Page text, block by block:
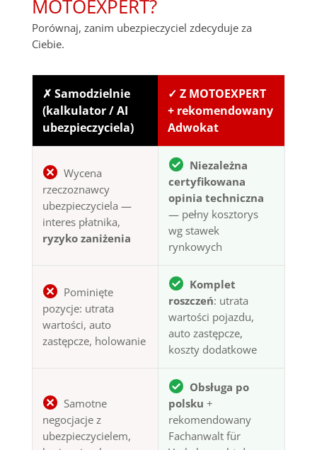
MOTOEXPERT?
Porównaj, zanim ubezpieczyciel zdecyduje za
Ciebie.
✗ Samodzielnie
(kalkulator / AI
ubezpieczyciela)
✓ Z MOTOEXPERT
+ rekomendowany
Adwokat
Wycena
rzeczoznawcy
ubezpieczyciela —
interes płatnika,
ryzyko zaniżenia
Niezależna
certyfikowana
opinia techniczna
— pełny kosztorys
wg stawek
rynkowych
Pominięte
pozycje: utrata
wartości, auto
zastępcze, holowanie
Komplet
roszczeń: utrata
wartości pojazdu,
auto zastępcze,
koszty dodatkowe
Samotne
negocjacje z
ubezpieczycielem,
Obsługa po
polsku +
rekomendowany
Fachanwalt für